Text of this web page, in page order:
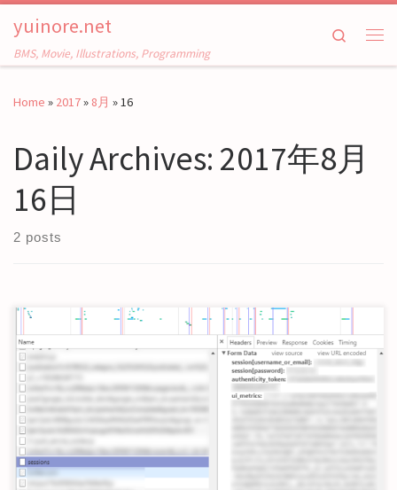
Skip to content
yuinore.net
BMS, Movie, Illustrations, Programming
Search
Home » 2017» 8月 » 16
Daily Archives: 2017年8月
16日
2 posts